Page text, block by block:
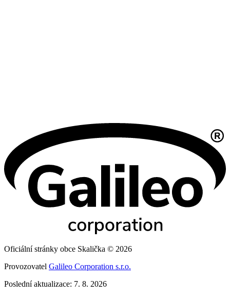
Oficiální stránky obce Skalička © 2026
Provozovatel Galileo Corporation s.r.o.
Poslední aktualizace: 7. 8. 2026